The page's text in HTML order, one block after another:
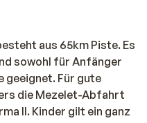
aus 65km Piste. Es
sowohl für Anfänger
Für gute
die Mezelet-Abfahrt
II. Kinder gilt ein ganz